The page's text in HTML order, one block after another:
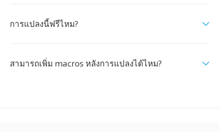
การแปลงนี้ฟรีไหม?
สามารถเพิ่ม macros หลังการแปลงได้ไหม?